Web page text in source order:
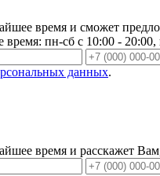
время и сможет
время: пн-сб с 10:00 -
данных.
время и расскажет